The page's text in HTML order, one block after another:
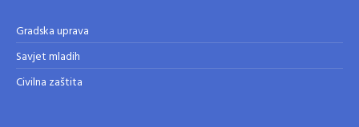
Gradska uprava
Savjet mladih
Civilna zaštita